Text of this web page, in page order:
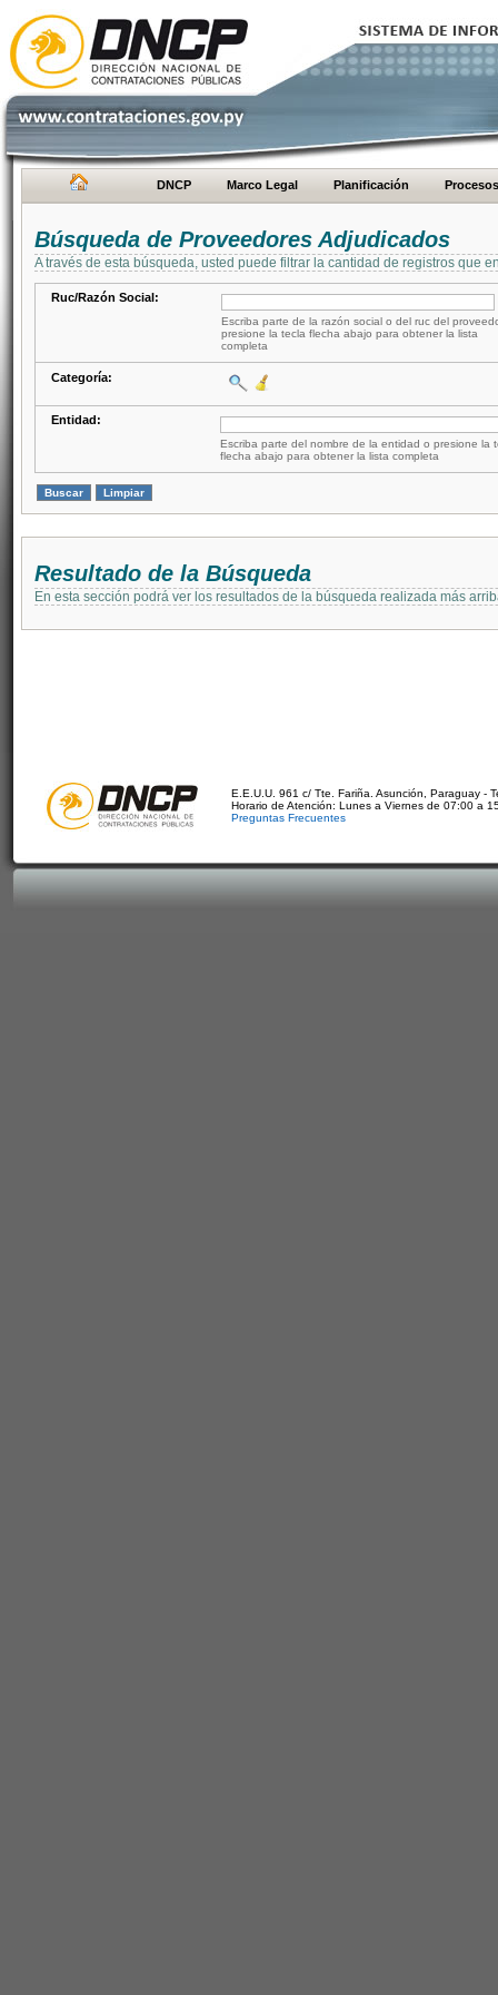
DNCP Marco Legal Planificación Procesos
Búsqueda de Proveedores Adjudicados
A través de esta búsqueda, usted puede filtrar la cantidad de registros que
Ruc/Razón Social:
Escriba parte de la razón social o del ruc del
presione la tecla flecha abajo para obtener la lista
completa
Categoría:
Entidad:
Escriba parte del nombre de la entidad o presione la
flecha abajo para obtener la lista completa
Resultado de la Búsqueda
En esta sección podrá ver los resultados de la búsqueda realizada más
E.E.U.U. 961 c/ Tte. Fariña. Asunción, Paraguay -
Horario de Atención: Lunes a Viernes de 07:00 a
Preguntas Frecuentes